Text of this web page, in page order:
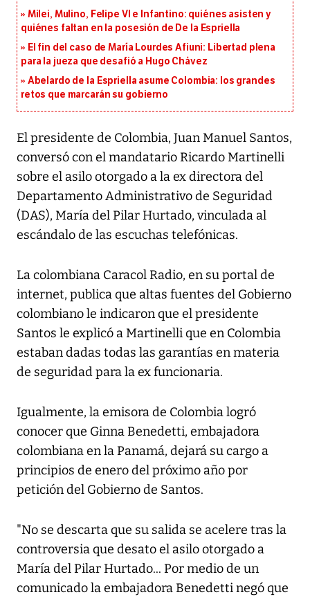
Milei, Mulino, Felipe VI e Infantino: quiénes asisten y
quiénes faltan en la posesión de De la Espriella
El fin del caso de María Lourdes Afiuni: Libertad plena
para la jueza que desafió a Hugo Chávez
Abelardo de la Espriella asume Colombia: los grandes
retos que marcarán su gobierno
El presidente de Colombia, Juan Manuel Santos,
conversó con el mandatario Ricardo Martinelli
sobre el asilo otorgado a la ex directora del
Departamento Administrativo de Seguridad
(DAS), María del Pilar Hurtado, vinculada al
escándalo de las escuchas telefónicas.
La colombiana Caracol Radio, en su portal de
internet, publica que altas fuentes del Gobierno
colombiano le indicaron que el presidente
Santos le explicó a Martinelli que en Colombia
estaban dadas todas las garantías en materia
de seguridad para la ex funcionaria.
Igualmente, la emisora de Colombia logró
conocer que Ginna Benedetti, embajadora
colombiana en la Panamá, dejará su cargo a
principios de enero del próximo año por
petición del Gobierno de Santos.
"No se descarta que su salida se acelere tras la
controversia que desato el asilo otorgado a
María del Pilar Hurtado... Por medio de un
comunicado la embajadora Benedetti negó que